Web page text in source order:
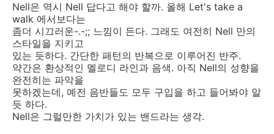
Nell은 역시 Nell 답다고 해야 할까. 올해 Let's take a
walk 에서보다는
좀더 시끄러운-.-;; 느낌이 든다. 그래도 여전히 Nell 만의
스타일을 지키고
있는 듯하다. 간단한 패턴의 반복으로 이루어진 반주.
약간은 환상적인 멜로디 라인과 음색. 아직 Nell의 성향을
완전히는 파악을
못하겠는데, 예전 음반들도 모두 구입을 하고 들어봐야 알
듯 하다.
Nell은 그럴만한 가치가 있는 밴드라는 생각.